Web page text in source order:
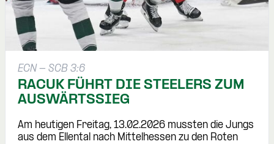
ECN - SCB 3:6
RACUK FÜHRT DIE STEELERS ZUM
AUSWÄRTSSIEG
Am heutigen Freitag, 13.02.2026 mussten die Jungs
aus dem Ellental nach Mittelhessen zu den Roten